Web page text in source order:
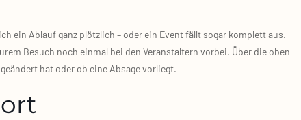
ein Ablauf ganz plötz­lich – oder ein Event fällt sogar kom­plett aus.
Besuch noch ein­mal bei den Ver­an­stal­tern vor­bei. Über die oben
hat oder ob eine Absa­ge vor­liegt.